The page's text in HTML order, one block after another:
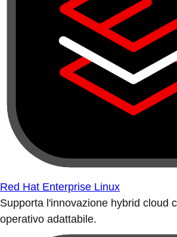
Red Hat Enterprise Linux
Supporta l'innovazione hybrid cloud
operativo adattabile.